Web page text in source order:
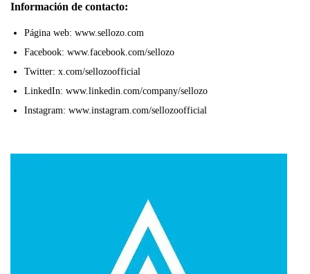
Información de contacto:
Página web: www.sellozo.com
Facebook: www.facebook.com/sellozo
Twitter: x.com/sellozoofficial
LinkedIn: www.linkedin.com/company/sellozo
Instagram: www.instagram.com/sellozoofficial